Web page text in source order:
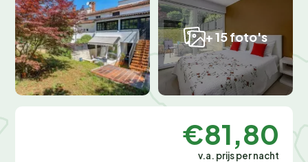
+ 15 foto's
€81,80
v.a. prijs per nacht